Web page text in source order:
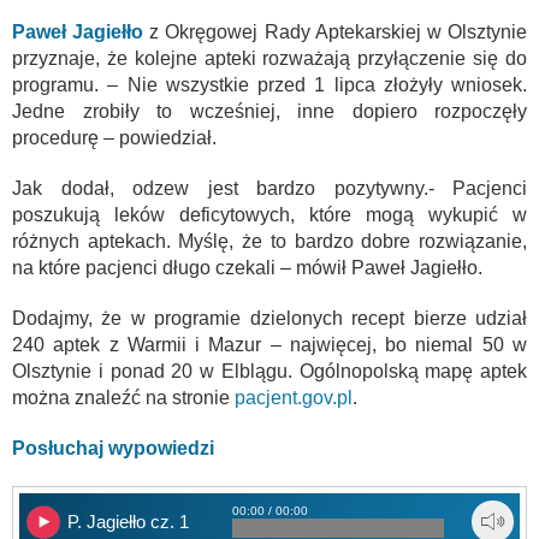
Paweł Jagiełło z Okręgowej Rady Aptekarskiej w Olsztynie
przyznaje, że kolejne apteki rozważają przyłączenie się do
programu. – Nie wszystkie przed 1 lipca złożyły wniosek.
Jedne zrobiły to wcześniej, inne dopiero rozpoczęły
procedurę – powiedział.
Jak dodał, odzew jest bardzo pozytywny.- Pacjenci
poszukują leków deficytowych, które mogą wykupić w
różnych aptekach. Myślę, że to bardzo dobre rozwiązanie,
na które pacjenci długo czekali – mówił Paweł Jagiełło.
Dodajmy, że w programie dzielonych recept bierze udział
240 aptek z Warmii i Mazur – najwięcej, bo niemal 50 w
Olsztynie i ponad 20 w Elblągu. Ogólnopolską mapę aptek
można znaleźć na stronie pacjent.gov.pl .
Posłuchaj wypowiedzi
P. Jagiełło cz. 1
00:00 / 00:00